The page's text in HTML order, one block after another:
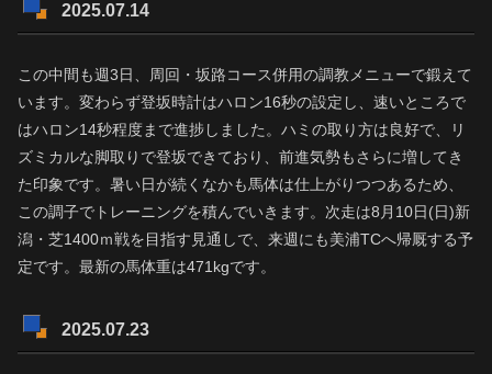
2025.07.14
この中間も週3日、周回・坂路コース併用の調教メニューで鍛えて
います。変わらず登坂時計はハロン16秒の設定し、速いところで
はハロン14秒程度まで進捗しました。ハミの取り方は良好で、リ
ズミカルな脚取りで登坂できており、前進気勢もさらに増してき
た印象です。暑い日が続くなかも馬体は仕上がりつつあるため、
この調子でトレーニングを積んでいきます。次走は8月10日(日)新
潟・芝1400ｍ戦を目指す見通しで、来週にも美浦TCへ帰厩する予
定です。最新の馬体重は471kgです。
2025.07.23